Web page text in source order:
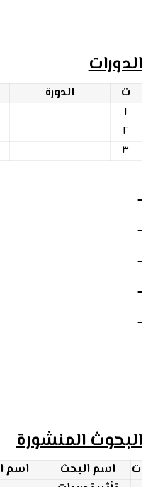
الدورات
ت الدورة
١
٢
٣
البحوث المنشورة
ت اسم البحث اسم